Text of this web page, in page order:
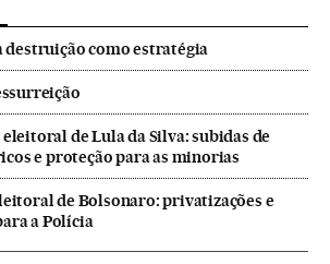
destruição como estratégia
de Lula da Silva: subidas de
e proteção para as minorias
de Bolsonaro: privatizações e
a Polícia